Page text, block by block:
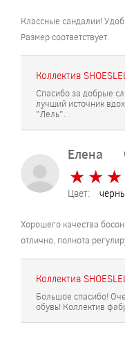
Классные сандалии!
Размер соответствует.
Коллектив SHOESLEL
Спасибо за добрые
лучший источник
"Лель".
Елена
★ ★ ★
★ ★ ★
Цвет:
Хорошего качества
отлично, полнота
Коллектив SHOESLEL
Большое спасибо!
обувь! Коллектив